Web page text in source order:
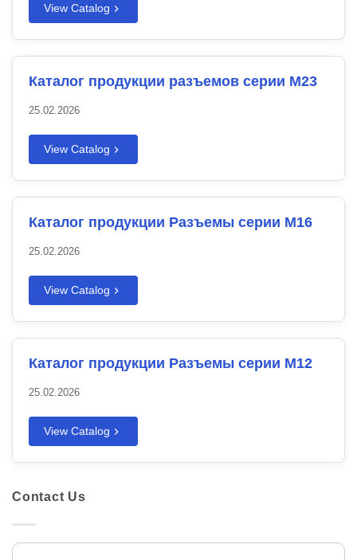
View Catalog
Каталог продукции разъемов серии M23
25.02.2026
View Catalog
Каталог продукции Разъемы серии M16
25.02.2026
View Catalog
Каталог продукции Разъемы серии M12
25.02.2026
View Catalog
Contact Us